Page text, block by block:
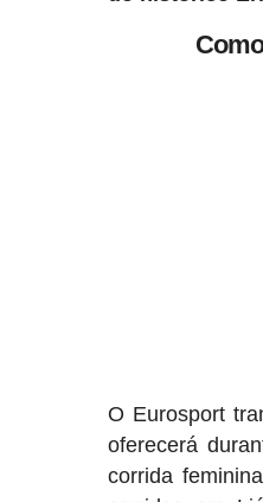
O Eurosport
oferecerá
corrida